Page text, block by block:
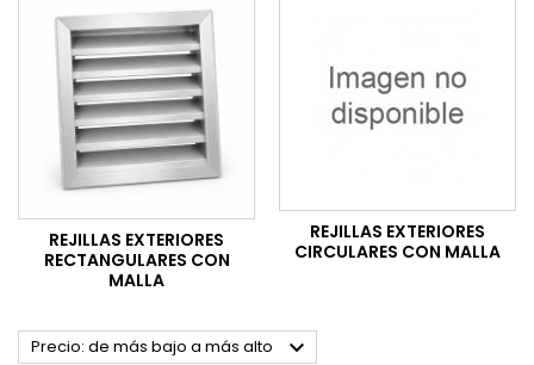
REJILLAS EXTERIORES
RECTANGULARES CON
MALLA
REJILLAS EXTERIORES
CIRCULARES CON MALLA
Precio: de más bajo a más alto 